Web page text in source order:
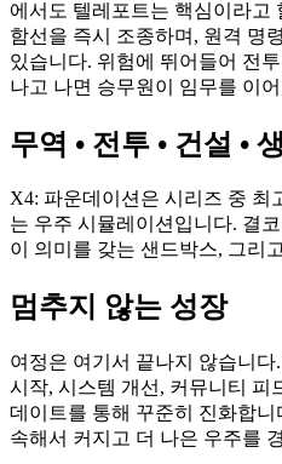
에서도 텔레포트는 핵심이라고
함선을 즉시 조종하며, 원격 명
있습니다. 위험에 뛰어들어 전
나고 나면 승무원이 임무를 이
무역 • 전투 • 건설 •
X4: 파운데이션은 시리즈 중 최
는 우주 시뮬레이션입니다. 결
이 의미를 갖는 샌드박스, 그리
멈추지 않는 성장
여정은 여기서 끝나지 않습니
시작, 시스템 개선, 커뮤니티 피
데이트를 통해 꾸준히 진화합니
속해서 커지고 더 나은 우주를